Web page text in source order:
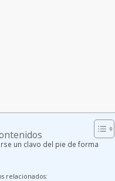
un clavo del pie de forma
relacionados: